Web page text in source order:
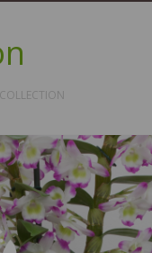
COLLECTION